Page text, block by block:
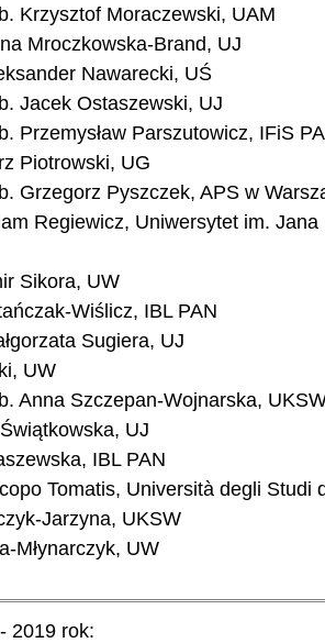
Krzysztof Moraczewski, UAM
Mroczkowska-Brand, UJ
Nawarecki, UŚ
Jacek Ostaszewski, UJ
Przemysław Parszutowicz, IFiS
Piotrowski, UG
Grzegorz Pyszczek, APS w
Regiewicz, Uniwersytet im. Jana
Sikora, UW
Wiślicz, IBL PAN
Sugiera, UJ
UW
Anna Szczepan-Wojnarska,
UJ
IBL PAN
Tomatis, Università degli Studi
Jarzyna, UKSW
Młynarczyk, UW
2019 rok: